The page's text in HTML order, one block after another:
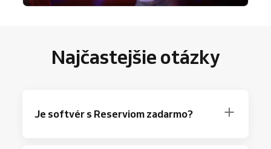
Najčastejšie otázky
Je softvér s Reserviom zadarmo?